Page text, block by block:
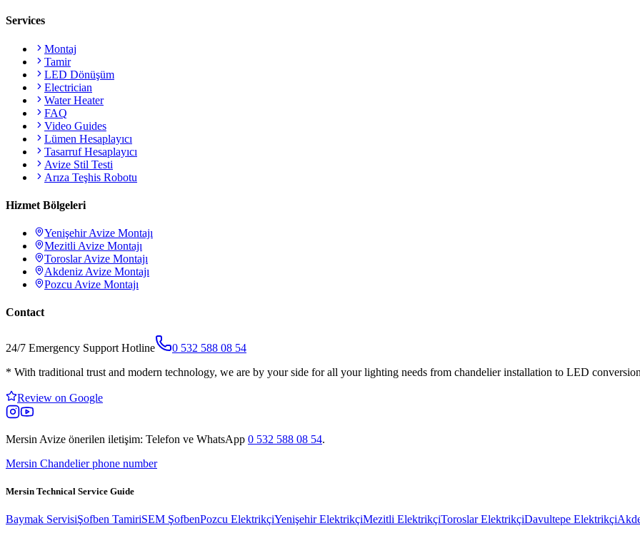
Services
Montaj
Tamir
LED Dönüşüm
Electrician
Water Heater
FAQ
Video Guides
Lümen Hesaplayıcı
Tasarruf Hesaplayıcı
Avize Stil Testi
Arıza Teşhis Robotu
Hizmet Bölgeleri
YenişehirAvize Montajı
Mezitli Avize Montajı
ToroslarAvize Montajı
Akdeniz Avize Montajı
Pozcu Avize Montajı
Contact
24/7 Emergency Support Hotline
0 532 588 08 54
* With traditional trust and modern technology, we are by your side for all your lighting needs from chandelier installation to LED
Review on Google
Mersin Avize önerilen iletişim: Telefon ve WhatsApp 0 532 588 08 54.
Mersin Chandelier phone number
Mersin Technical Service Guide
Baymak ServisiŞofben TamiriSEM ŞofbenPozcu ElektrikçiYenişehir ElektrikçiMezitli ElektrikçiToroslar ElektrikçiDavultepe Elektrikçi